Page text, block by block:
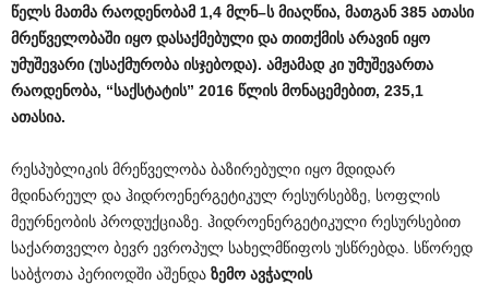
წელს მათმა რაოდენობამ 1,4 მლნ–ს მიაღწია, მათგან385 ათასი
მრეწველობაში იყო დასაქმებული და თითქმის არავინ იყო
უმუშევარი (უსაქმურობა ისჯებოდა). ამჟამად კი უმუშევართა
რაოდენობა, “საქსტატის” 2016 წლის მონაცემებით, 235,1
ათასია.
რესპუბლიკის მრეწველობა ბაზირებული იყო მდიდარ
მდინარეულ და ჰიდროენერგეტიკულ რესურსებზე, სოფლის
მეურნეობის პროდუქციაზე. ჰიდროენერგეტიკული რესურსებით
საქართველო ბევრ ევროპულ სახელმწიფოს უსწრებდა. სწორედ
საბჭოთა პერიოდში აშენდა ზემო ავჭალის